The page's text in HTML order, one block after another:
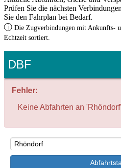
Prüfen Sie die nächsten
Sie den Fahrplan bei Bedarf.
ⓘ Die Zugverbindungen mit Ankunfts-
Echtzeit sortiert.